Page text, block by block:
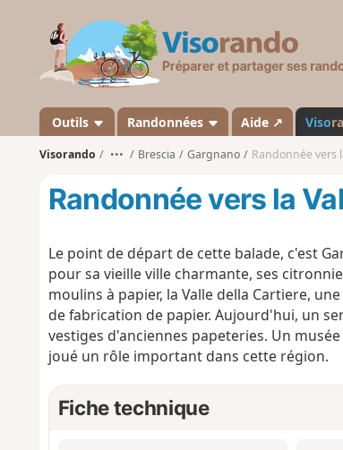
Outils Randonnées Aide ↗ Viso
Visorando ••• Brescia Gargnano Randonnée vers
Randonnée vers la
Le point de départ de cette balade, c'est
pour sa vieille ville charmante, ses
moulins à papier, la Valle della Cartiere,
de fabrication de papier. Aujourd'hui, un
vestiges d'anciennes papeteries. Un
joué un rôle important dans cette région.
Fiche technique